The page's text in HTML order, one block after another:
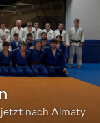
jetzt nach Almaty